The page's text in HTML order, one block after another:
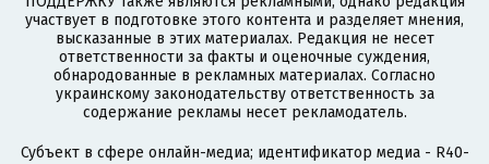
участвует в подготовке этого контента и разделяет мнения,
высказанные в этих материалах. Редакция не несет
ответственности за факты и оценочные суждения,
обнародованные в рекламных материалах. Согласно
украинскому законодательству ответственность за
содержание рекламы несет рекламодатель.
Субъект в сфере онлайн-медиа; идентификатор медиа - R40-